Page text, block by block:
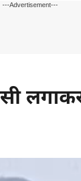
---Advertisement---